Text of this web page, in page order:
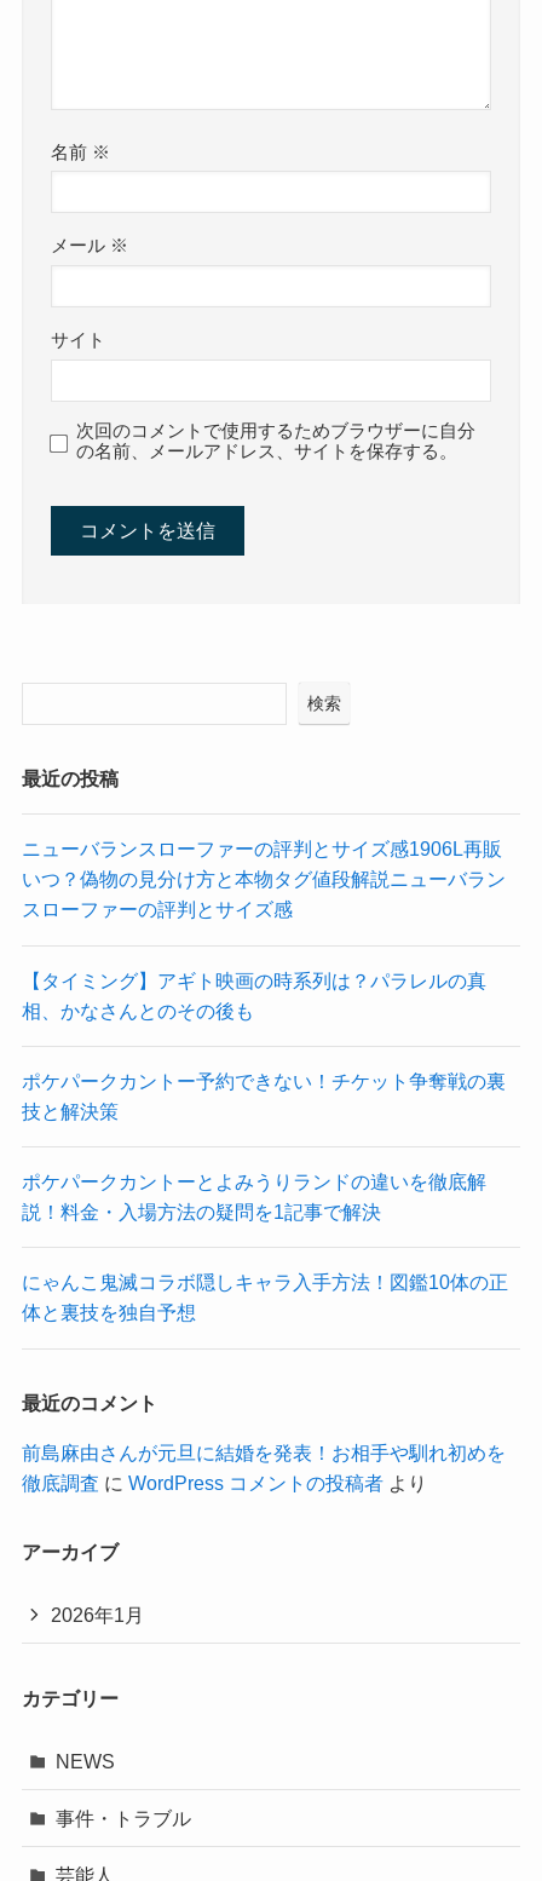
名前 ※
メール ※
サイト
次回のコメントで使用するためブラウザーに自分
の名前、メールアドレス、サイトを保存する。
検索
最近の投稿
ニューバランスローファーの評判とサイズ感1906L再販
いつ？偽物の見分け方と本物タグ値段解説ニューバラン
スローファーの評判とサイズ感
【タイミング】アギト映画の時系列は？パラレルの真
相、かなさんとのその後も
ポケパークカントー予約できない！チケット争奪戦の裏
技と解決策
ポケパークカントーとよみうりランドの違いを徹底解
説！料金・入場方法の疑問を1記事で解決
にゃんこ鬼滅コラボ隠しキャラ入手方法！図鑑10体の正
体と裏技を独自予想
最近のコメント
前島麻由さんが元旦に結婚を発表！お相手や馴れ初めを
徹底調査 に WordPress コメントの投稿者より
アーカイブ
2026年1月
カテゴリー
NEWS
事件・トラブル
芸能人